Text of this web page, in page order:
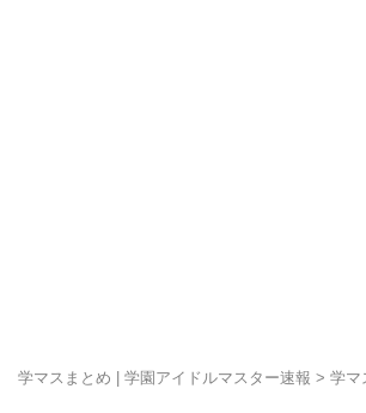
学マスまとめ | 学園アイドルマスター速報 > 学マ